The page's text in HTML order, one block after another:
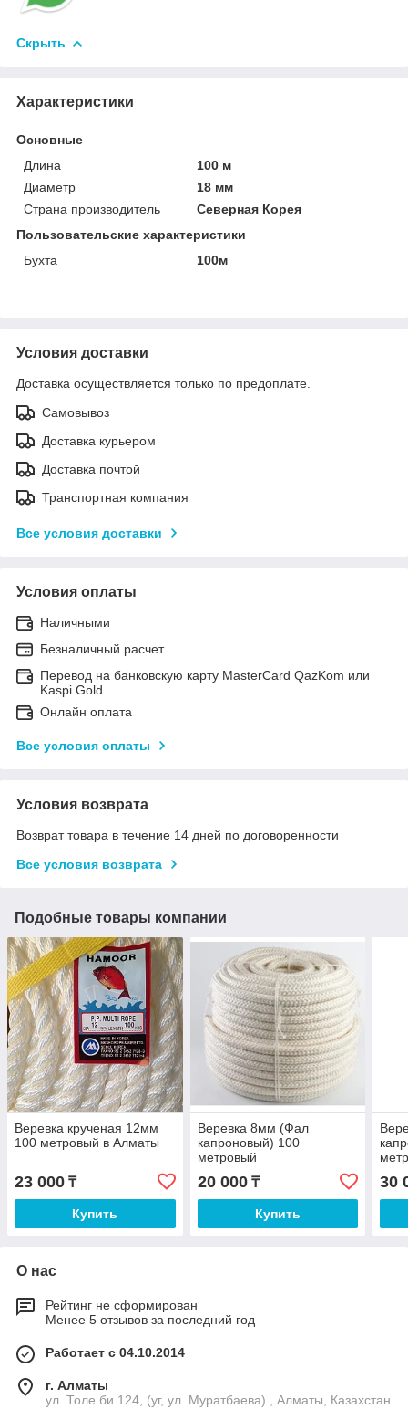
Скрыть
Характеристики
Основные
Длина
100 м
Диаметр
18 мм
Страна производитель
Северная Корея
Пользовательские характеристики
Бухта
100м
Условия доставки
Доставка осуществляется только по предоплате.
Самовывоз
Доставка курьером
Доставка почтой
Транспортная компания
Все условия доставки
Условия оплаты
Наличными
Безналичный расчет
Перевод на банковскую карту MasterCard QazKom или
Kaspi Gold
Онлайн оплата
Все условия оплаты
Условия возврата
Возврат товара в течение 14 дней по договоренности
Все условия возврата
Подобные товары компании
Веревка крученая 12мм
100 метровый в Алматы
23 000 ₸
Купить
Веревка 8мм (Фал
капроновый) 100
метровый
20 000₸
Купить
30
О нас
Рейтинг не сформирован
Менее 5 отзывов за последний год
Работает с 04.10.2014
г. Алматы
ул. Толе би 124, (уг, ул. Муратбаева) , Алматы, Казахстан